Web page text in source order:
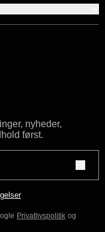
nyheder,
først.
Privatlivspolitik og